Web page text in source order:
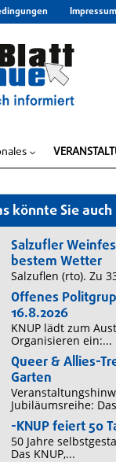
Impressum
3
könnte Sie
Salzufler
bestem Wetter
Salzuflen (rto). Zu
Offenes
16.8.2026
KNUP lädt zum
Organisieren ein:...
Queer & Allies-
Garten
Jubiläumsreihe:
-KNUP feiert 50
50 Jahre
Das KNUP,...